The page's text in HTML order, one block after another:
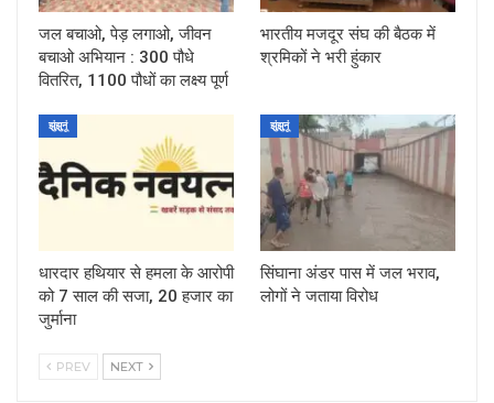
जल बचाओ, पेड़ लगाओ, जीवन
बचाओ अभियान : 300 पौधे
वितरित, 1100 पौधों का लक्ष्य पूर्ण
भारतीय मजदूर संघ की बैठक में
श्रमिकों ने भरी हुंकार
झुंझुनूं
धारदार हथियार से हमला के आरोपी
को 7 साल की सजा, 20 हजार का
जुर्माना
झुंझुनूं
सिंघाना अंडर पास में जल भराव,
लोगों ने जताया विरोध
PREV NEXT